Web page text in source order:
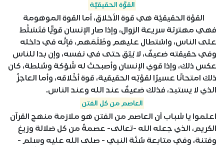
القوَّة الحقيقيَّة
القوَّة الحقيقيَّة هي قوة الأخلاق، أما القوة الموهومة
فهي مهترئة سريعة الزوال، وإذا صار الإنسان قويًّا فتَسَلَّط
على الناس، واسْتطال عليهم وظَلَمَهم، فإنَّه في داخله
وفي حقيقته ضعيفٌ، لا يَثِق حتى في نفسه، وإن بدا للناس
عكس ذلك، وإذا قوي الإنسان وأصبحتْ له شَوْكة وسُلطة، كان
ذلك امتحانًا عسيرًا لقوَّتِه الحقيقية، قوة أخْلاقه، وأما العاجزُ
الذي لا يستبد، فذلك ضعيفٌ عند الله وعند الناس.
العاصم من كل الفتن
اعلموا يا شباب أن العاصم من الفتن هو ملازمة منهج القرآن
الكريم، الذي جعله الله -تعالى- عصمةً من كل ضلالة وزيغ
وفتنة، وفي متابعة سُنَّة النبي - صلى الله عليه وسلم -